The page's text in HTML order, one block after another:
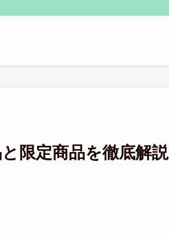
限定商品を徹底解説